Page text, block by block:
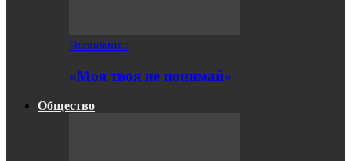
Экономика
«Моя твоя не понимай»
Общество